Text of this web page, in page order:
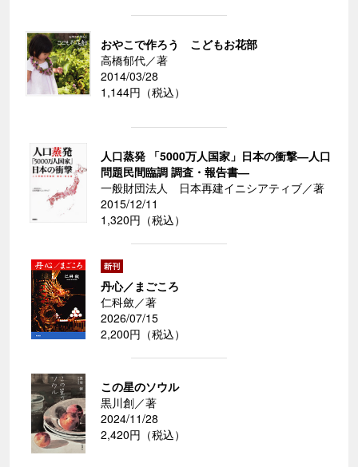
おやこで作ろう こどもお花部
高橋郁代／著
2014/03/28
1,144円（税込）
人口蒸発 「5000万人国家」日本の衝撃―人口
問題民間臨調 調査・報告書―
一般財団法人 日本再建イニシアティブ／著
2015/12/11
1,320円（税込）
丹心／まごころ
仁科斂／著
2026/07/15
2,200円（税込）
この星のソウル
黒川創／著
2024/11/28
2,420円（税込）